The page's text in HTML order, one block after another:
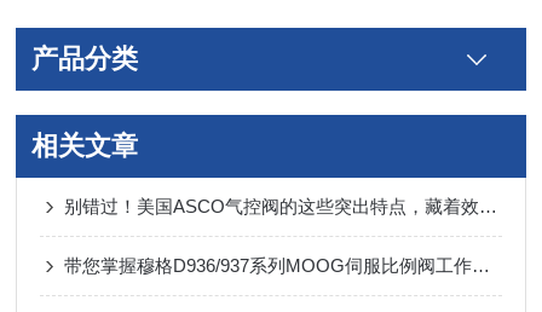
产品分类
相关文章
别错过！美国ASCO气控阀的这些突出特点，藏着效率提升的关键
带您掌握穆格D936/937系列MOOG伺服比例阀工作原理及特点